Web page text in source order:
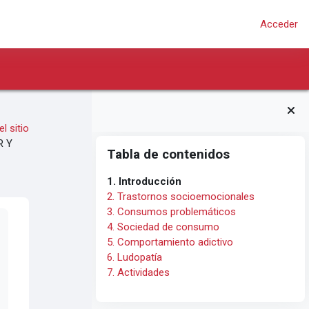
Acceder
Tabla de contenidos
1. Introducción
2. Trastornos socioemocionales
3. Consumos problemáticos
4. Sociedad de consumo
5. Comportamiento adictivo
6. Ludopatía
7. Actividades
sitio
Y